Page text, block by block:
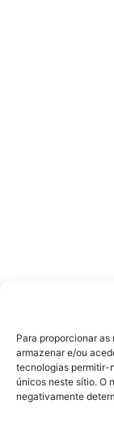
Para proporcionar
armazenar e/ou
tecnologias permitir-
únicos neste sítio. O
negativamente